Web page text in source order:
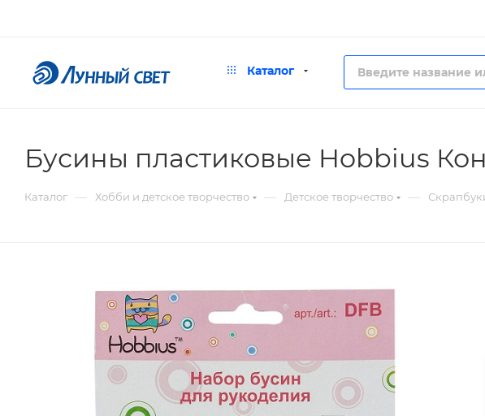
Каталог
Бусины пластиковые Hobbius
Каталог — Хобби и детское творчество — Детское творчество —